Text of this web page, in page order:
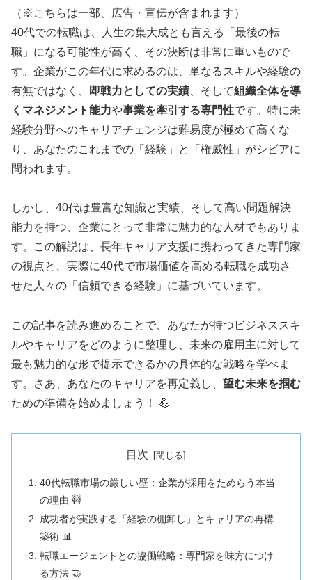
（※こちらは一部、広告・宣伝が含まれます）
40代での転職は、人生の集大成とも言える「最後の転
職」になる可能性が高く、その決断は非常に重いもので
す。企業がこの年代に求めるのは、単なるスキルや経験の
有無ではなく、
即戦力としての実績 、そして組織全体を導
くマネジメント能力や事業を牽引する専門性です。特に未
経験分野へのキャリアチェンジは難易度が極めて高くな
り、あなたのこれまでの「経験」と「権威性」がシビアに
問われます。
しかし、40代は豊富な知識と実績、そして高い問題解決
能力を持つ、企業にとって非常に魅力的な人材でもありま
す。この解説は、長年キャリア支援に携わってきた専門家
の視点と、実際に40代で市場価値を高める転職を成功さ
せた人々の「信頼できる経験」に基づいています。
この記事を読み進めることで、あなたが持つビジネススキ
ルやキャリアをどのように整理し、未来の雇用主に対して
最も魅力的な形で提示できるかの具体的な戦略を学べま
す。さあ、あなたのキャリアを再定義し、 望む未来を掴む
ための準備を始めましょう！ 💪
目次
40代転職市場の厳しい壁：企業が採用をためらう本当
の理由 🚧
成功者が実践する「経験の棚卸し」とキャリアの再構
築術 📊
転職エージェントとの協働戦略：専門家を味方につけ
る方法 🤝